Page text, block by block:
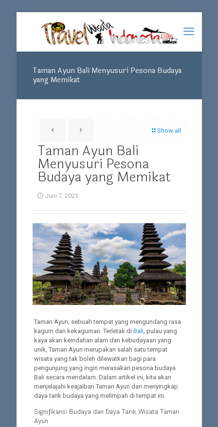
Taman Ayun Bali Menyusuri Pesona Budaya
yang Memikat
Show all
Taman Ayun Bali
Menyusuri Pesona
Budaya yang Memikat
Juni 7, 2023
Taman Ayun, sebuah tempat yang mengundang rasa
kagum dan kekaguman. Terletak di Bali, pulau yang
kaya akan keindahan alam dan kebudayaan yang
unik, Taman Ayun merupakan salah satu tempat
wisata yang tak boleh dilewatkan bagi para
pengunjung yang ingin merasakan pesona budaya
Bali secara mendalam. Dalam artikel ini, kita akan
menjelajahi keajaiban Taman Ayun dan menyingkap
daya tarik budaya yang melimpah di tempat ini.
Signifikansi Budaya dan Daya Tarik Wisata Taman
Ayun